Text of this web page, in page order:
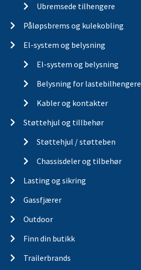
Ubremsede tilhengere
Påløpsbrems og kulekobling
El-system og belysning
El-system og belysning
Belysning for lastebilhengere
Kabler og kontakter
Støttehjul og tillbehør
Støttehjul / støtteben
Chassisdeler og tilbehør
Lasting og sikring
Gassfjærer
Outdoor
Finn din butikk
Trailerbrands